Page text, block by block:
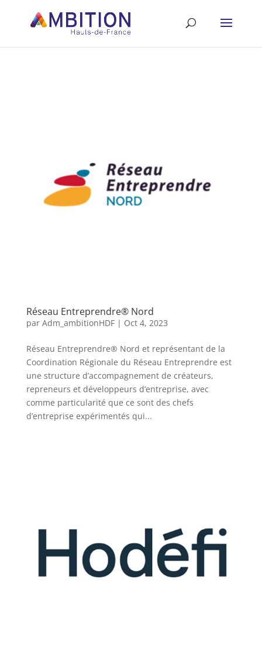
Réseau Entreprendre® Nord
par Adm_ambitionHDF| Oct 4, 2023
Réseau Entreprendre® Nord et représentant de la
Coordination Régionale du Réseau Entreprendre est
une structure d’accompagnement de créateurs,
repreneurs et développeurs d’entreprise, avec
comme particularité que ce sont des chefs
d’entreprise expérimentés qui...